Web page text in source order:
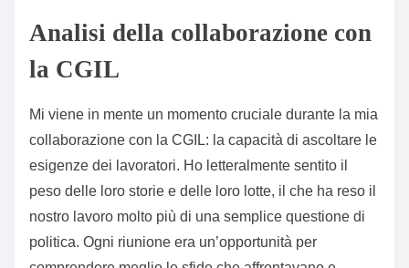
Analisi della collaborazione con
la CGIL
Mi viene in mente un momento cruciale durante la mia
collaborazione con la CGIL: la capacità di ascoltare le
esigenze dei lavoratori. Ho letteralmente sentito il
peso delle loro storie e delle loro lotte, il che ha reso il
nostro lavoro molto più di una semplice questione di
politica. Ogni riunione era un’opportunità per